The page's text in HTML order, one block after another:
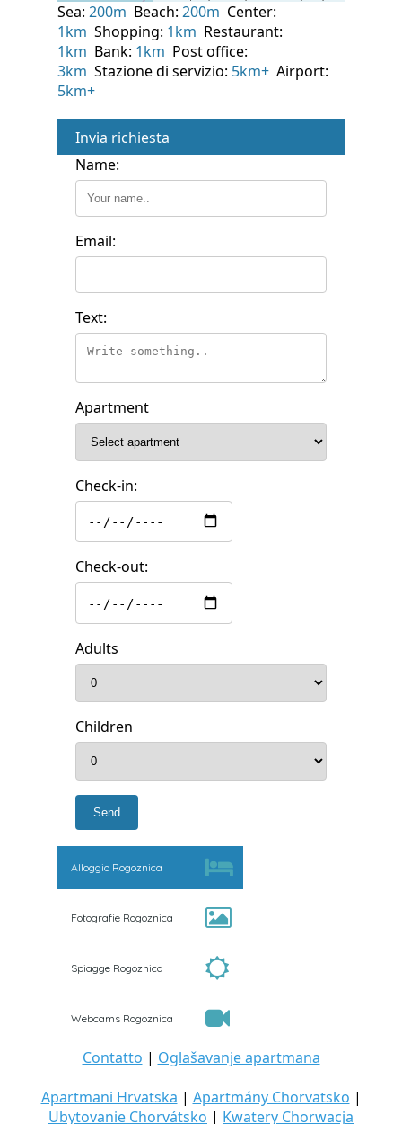
Sea: 200m Beach: 200m Center:
1km Shopping: 1km Restaurant:
1km Bank: 1km Post office:
3km Stazione di servizio: 5km+ Airport:
5km+
Invia richiesta
Name:
Email:
Text:
Apartment
Check-in:
Check-out:
Adults
Children
Alloggio Rogoznica
Fotografie Rogoznica
Spiagge Rogoznica
Webcams Rogoznica
Contatto | Oglašavanje apartmana
Apartmani Hrvatska | Apartmány Chorvatsko |
Ubytovanie Chorvátsko | Kwatery Chorwacja